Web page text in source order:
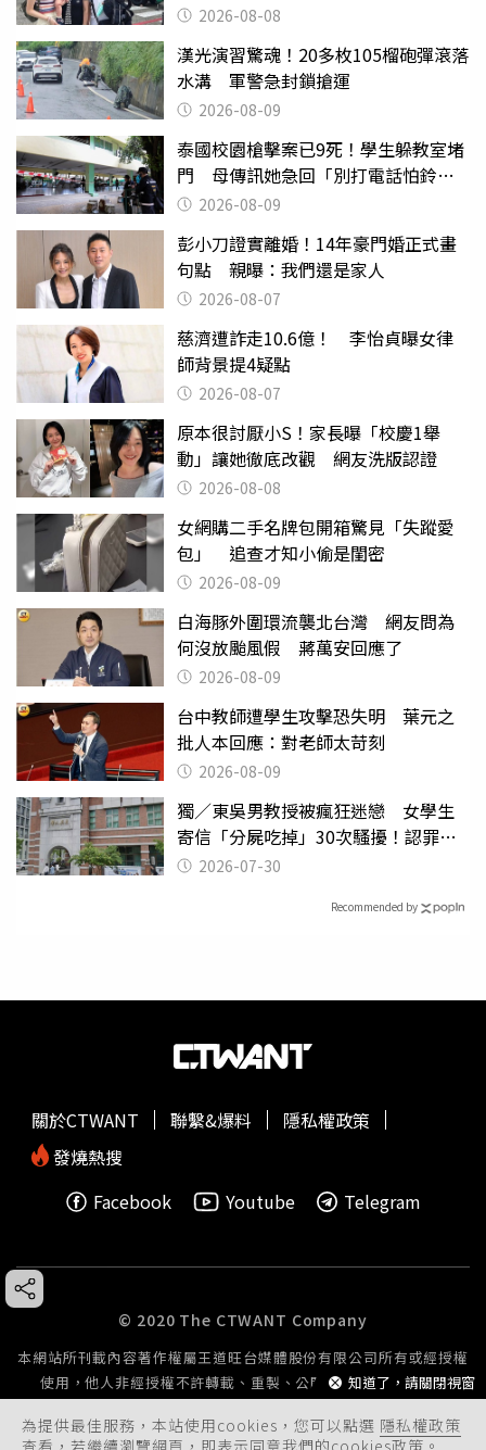
2026-08-08
漢光演習驚魂！20多枚105榴砲彈滾落
水溝 軍警急封鎖搶運
2026-08-09
泰國校園槍擊案已9死！學生躲教室堵
門 母傳訊她急回「別打電話怕鈴
響」2026-08-09
彭小刀證實離婚！14年豪門婚正式畫
句點 親曝：我們還是家人
2026-08-07
慈濟遭詐走10.6億！ 李怡貞曝女律
師背景提4疑點
2026-08-07
原本很討厭小S！家長曝「校慶1舉
動」讓她徹底改觀 網友洗版認證
2026-08-08
女網購二手名牌包開箱驚見「失蹤愛
包」 追查才知小偷是閨密
2026-08-09
白海豚外圍環流襲北台灣 網友問為
何沒放颱風假 蔣萬安回應了
2026-08-09
台中教師遭學生攻擊恐失明 葉元之
批人本回應：對老師太苛刻
2026-08-09
獨／東吳男教授被瘋狂迷戀 女學生
寄信「分屍吃掉」30次騷擾！認罪免
關 2026-07-30
Recommended by
為提供最佳服務，本站使用cookies，您可以點選 隱私權政策
查看，若繼續瀏覽網頁，即表示同意我們的cookies政策。
知道了，請關閉視窗
關於CTWANT 聯繫&爆料
隱私權政策
發燒熱搜
Facebook
Youtube Telegram
© 2020 The CTWANT Company
本網站所刊載內容著作權屬王道旺台媒體股份有限公司所有或經授權
使用，他人非經授權不許轉載、重製、公開播送或公開傳輸。